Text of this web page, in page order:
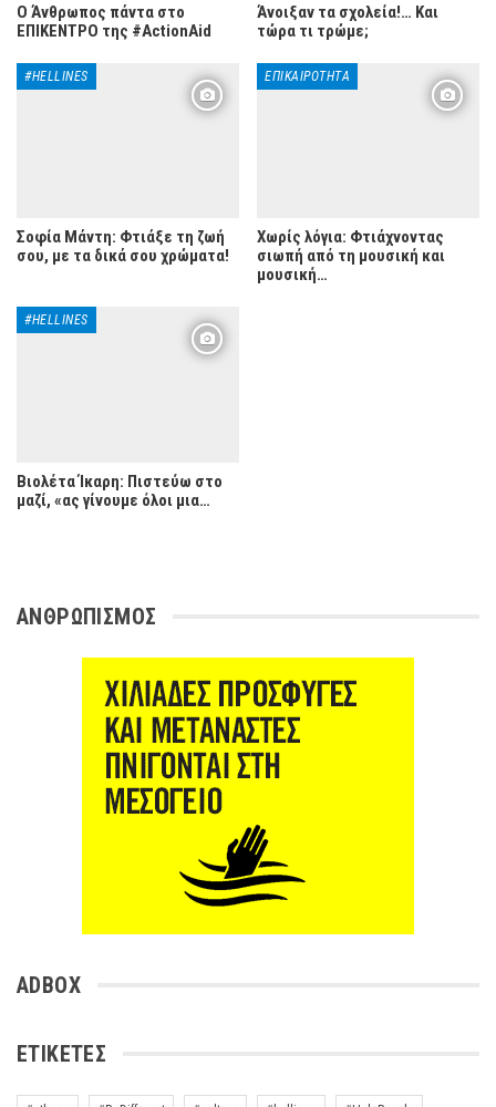
Ο Άνθρωπος πάντα στο
ΕΠΙΚΕΝΤΡΟ της #ActionAid
Άνοιξαν τα σχολεία!… Και
τώρα τι τρώμε;
#HELLINES
Σοφία Μάντη: Φτιάξε τη ζωή
σου, με τα δικά σου χρώματα!
ΕΠΙΚΑΙΡΌΤΗΤΑ
Χωρίς λόγια: Φτιάχνοντας
σιωπή από τη μουσική και
μουσική…
#HELLINES
Βιολέτα Ίκαρη: Πιστεύω στο
μαζί, «ας γίνουμε όλοι μια…
ΑΝΘΡΩΠΙΣΜΟΣ
ADBOX
ΕΤΙΚΈΤΕΣ